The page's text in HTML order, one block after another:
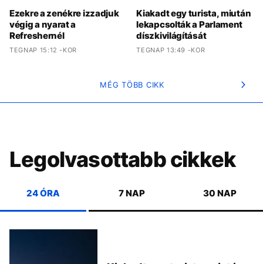
Ezekre a zenékre izzadjuk
végig a nyarat a
Refreshernél
TEGNAP 15:12 -KOR
Kiakadt egy turista, miután
lekapcsolták a Parlament
díszkivilágítását
TEGNAP 13:49 -KOR
MÉG TÖBB CIKK
Legolvasottabb cikkek
24 ÓRA 7 NAP 30 NAP